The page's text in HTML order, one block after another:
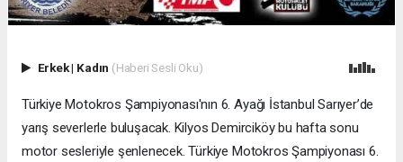
Erkek| Kadın (Haberi Sesli Oku)
Türkiye Motokros Şampiyonası'nın 6. Ayağı İstanbul Sarıyer’de
yarış severlerle buluşacak. Kilyos Demirciköy bu hafta sonu
motor sesleriyle şenlenecek. Türkiye Motokros Şampiyonası 6.